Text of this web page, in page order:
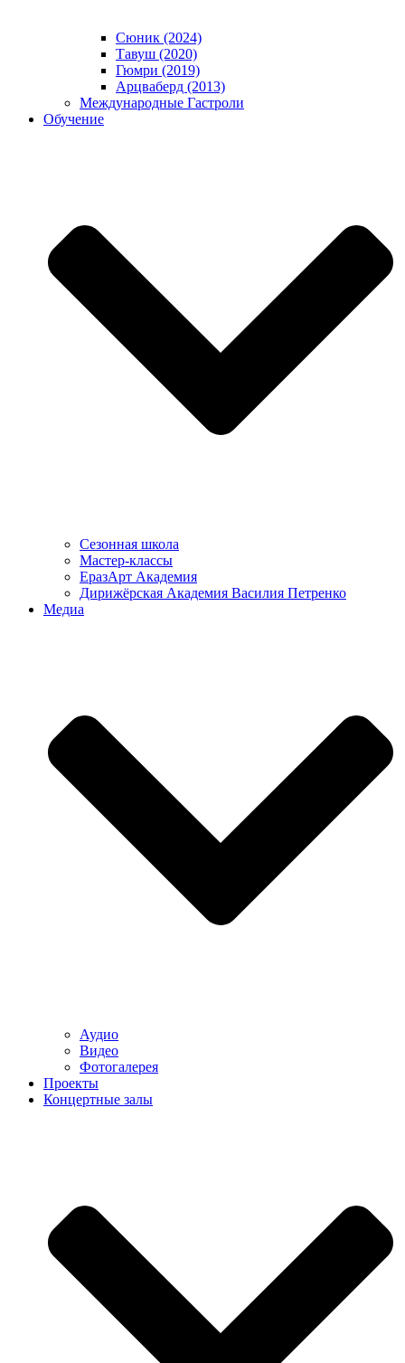
Сюник (2024)
Тавуш (2020)
Гюмри (2019)
Арцваберд (2013)
Международные Гастроли
Обучение
Сезонная школа
Мастер-классы
ЕразАрт Академия
Дирижёрская Академия Василия Петренко
Медиа
Аудио
Видео
Фотогалерея
Проекты
Концертные залы